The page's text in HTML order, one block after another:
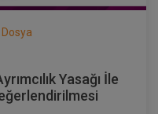
Dosya
Yasağı İle